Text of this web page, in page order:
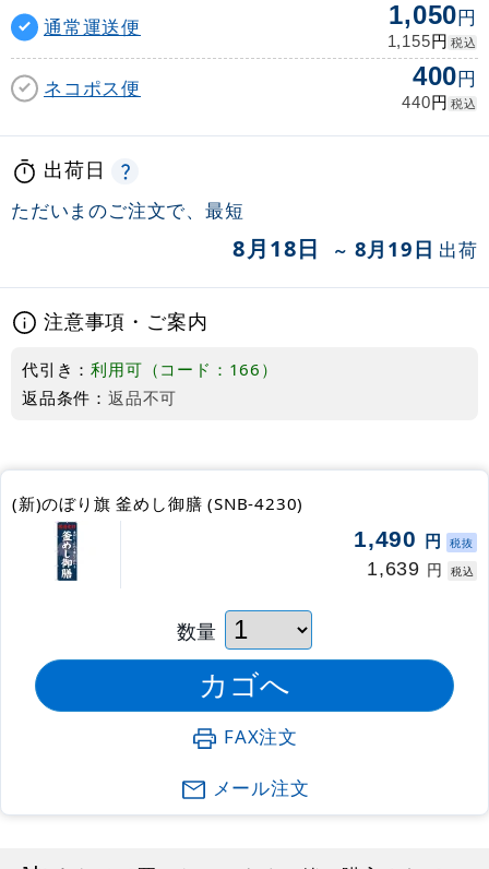
通常運送便 1,050円
1,155円 税込
ネコポス便 400円
440円 税込
出荷日
ただいまのご注文で、最短
8月18日 ～ 8月19日 出荷
注意事項・ご案内
代引き：利用可（コード：166）
返品条件： 返品不可
(新)のぼり旗 釜めし御膳 (SNB-4230)
1,490 円 税抜
1,639 円 税込
数量
FAX注文
メール注文